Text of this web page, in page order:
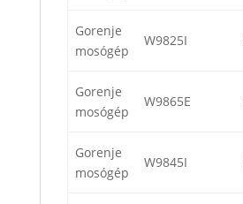
Gorenje
mosógép
W9825I
Gorenje
mosógép
W9865E
Gorenje
mosógép
W9845I